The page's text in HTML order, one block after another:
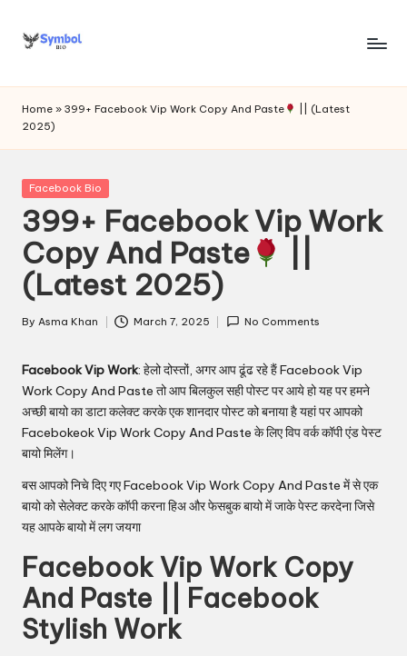
Skip
s
y
m
b
o
l
bi
o
.c
o
m
Home » 399+ Facebook Vip Work Copy And Paste
|| (Latest
2025)
Posted
Facebook Bio
399+ Facebook Vip Work
Copy And Paste
(Latest 2025)
Posted
By Asma Khan March 7, 2025 No Comments
Facebook Vip Work: हेलो दोस्तों, अगर आप ढूंढ रहे हैं Facebook Vip
Work Copy And Paste तो आप बिलकुल सही पोस्ट पर आये हो यह पर हमने
अच्छी बायो का डाटा कलेक्ट करके एक शानदार पोस्ट को बनाया है यहां पर आपको
Facebokeok Vip Work Copy And Paste के लिए विप वर्क कॉपी एंड पेस्ट
बायो मिलेंग।
बस आपको निचे दिए गए Facebook Vip Work Copy And Paste में से एक
बायो को सेलेक्ट करके कॉपी करना हिअ और फेसबुक बायो में जाके पेस्ट करदेना जिसे
यह आपके बायो में लग जयगा
Facebook Vip Work Copy
And Paste || Facebook
Stylish Work